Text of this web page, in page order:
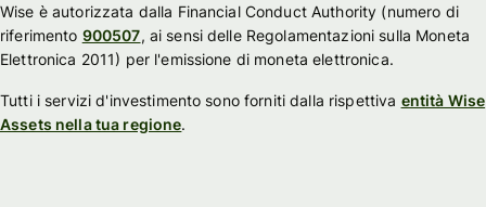
Wise è autorizzata dalla Financial Conduct Authority (numero di
riferimento 900507, ai sensi delle Regolamentazioni sulla Moneta
Elettronica 2011) per l'emissione di moneta elettronica.
Tutti i servizi d'investimento sono forniti dalla rispettiva entità Wise
Assets nella tua regione.